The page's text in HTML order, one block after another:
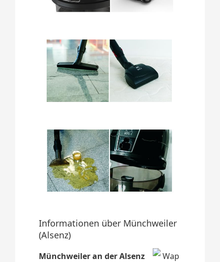
Informationen über Münchweiler
(Alsenz)
Münchweiler an der Alsenz